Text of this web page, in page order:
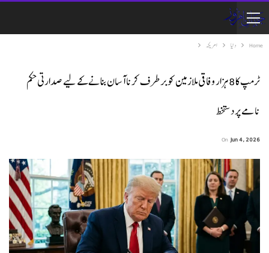
Home دنیا امریکہ
ٹرمپ کا 8 ہزار وفاقی ملازمین کو برطرف کرنا آسان بنانے کے لیے صدارتی حکم
نامے پر دستخط
On Jun 4, 2026